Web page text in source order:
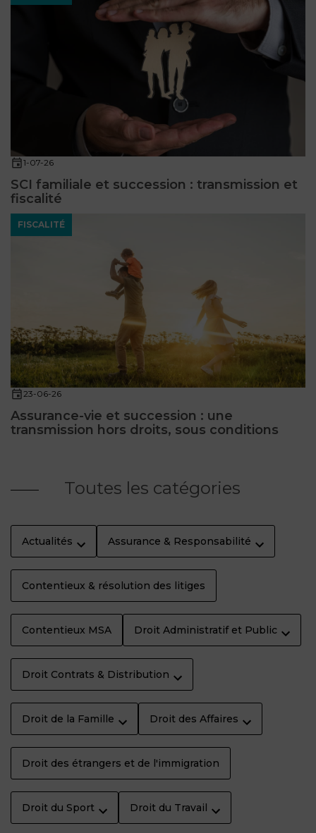
1-07-26
SCI familiale et succession : transmission et
fiscalité
FISCALITÉ
23-06-26
Assurance-vie et succession : une
transmission hors droits, sous conditions
Toutes les catégories
Actualités Assurance & Responsabilité
Contentieux & résolution des litiges
Contentieux MSA Droit Administratif et Public
Droit Contrats & Distribution
Droit de la Famille Droit des Affaires
Droit des étrangers et de l'immigration
Droit du Sport Droit du Travail